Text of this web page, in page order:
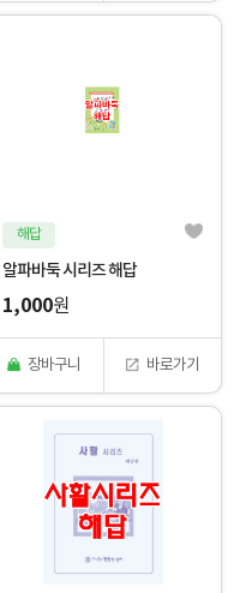
해답
알파바둑 시리즈 해답
1,000원
장바구니 바로가기